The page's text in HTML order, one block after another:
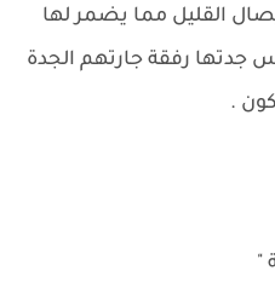
القليل مما يضمر لها
رفقة جارتهم الجدة
.
"